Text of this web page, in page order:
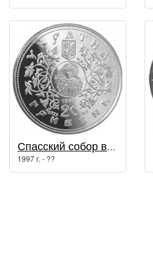
Спасский собор в Чернигове / Духовные сокровища Украины
1997 г. - ??